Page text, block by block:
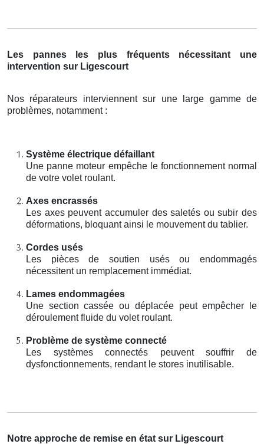
Les pannes les plus fréquents nécessitant une
intervention sur Ligescourt
Nos réparateurs interviennent sur une large gamme de
problèmes, notamment :
Système électrique défaillant
Une panne moteur empêche le fonctionnement normal
de votre volet roulant.
Axes encrassés
Les axes peuvent accumuler des saletés ou subir des
déformations, bloquant ainsi le mouvement du tablier.
Cordes usés
Les pièces de soutien usés ou endommagés
nécessitent un remplacement immédiat.
Lames endommagées
Une section cassée ou déplacée peut empêcher le
déroulement fluide du volet roulant.
Problème de système connecté
Les systèmes connectés peuvent souffrir de
dysfonctionnements, rendant le stores inutilisable.
Notre approche de remise en état sur Ligescourt